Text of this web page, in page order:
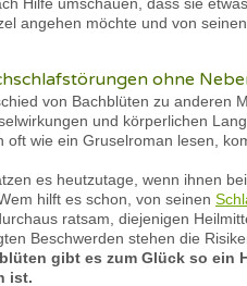
angehen möchte und von
ohne
von Bachblüten zu anderen
und körperlichen
oft wie ein Gruselroman lesen,
es heutzutage, wenn ihnen bei
hilft es schon, von seinen
ratsam, diejenigen
Beschwerden stehen die
gibt es zum Glück so ein
ist.